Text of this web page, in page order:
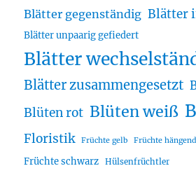
Blätter gegenständig Blätter
Blätter unpaarig gefiedert
Blätter
Blätter zusammengesetzt
Blüten rot Blüten weiß
Floristik Früchte gelb Früchte hängend
Früchte schwarz Hülsenfrüchtler